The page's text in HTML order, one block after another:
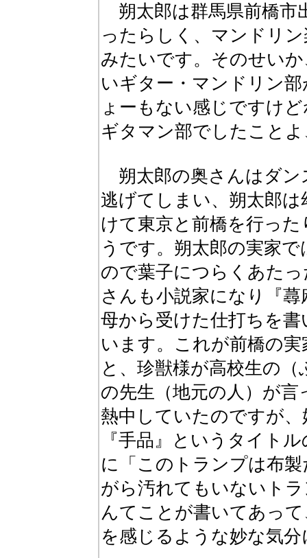
朔太郎は群馬県前橋市
ったらしく、マンドリ
みたいです。そのせい
いギター・マンドリン
ょーもない感じですけ
ギタマン部でしたこと
朔太郎の奥さんはダン
逃げてしまい、朔太郎
けて東京と前橋を行っ
うです。朔太郎の実家
ので葉子につらくあた
さんも小説家になり『
母から受けた仕打ちを
います。これが前橋の
と、珍獣様が高校生の
の先生（地元の人）が
熱中していたのですが
『手品』というタイト
に「このトランプは布
がら汚れてもいないト
んてことが書いてあっ
を感じるような妙な気